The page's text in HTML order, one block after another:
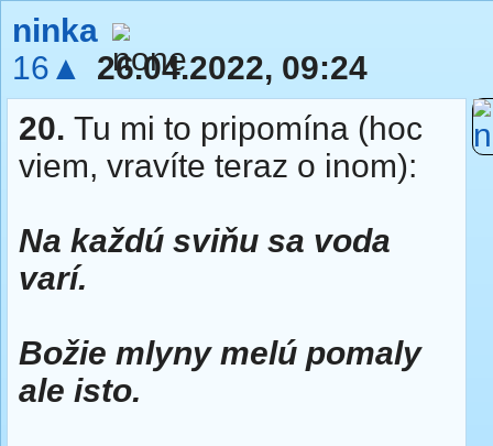
ninka
16▲
26.04.2022, 09:24
20. Tu mi to pripomína (hoc
viem, vravíte teraz o inom):
Na každú sviňu sa voda
varí.
Božie mlyny melú pomaly
ale isto.